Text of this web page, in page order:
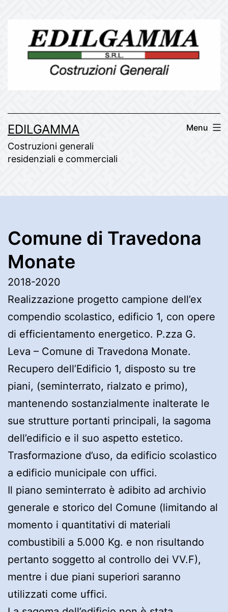
content
EDILGAMMA
Costruzioni generali
residenziali e commerciali
Menu
Comune di Travedona
Monate
2018-2020
Realizzazione progetto campione dell’ex
compendio scolastico, edificio 1, con opere
di efficientamento energetico. P.zza G.
Leva – Comune di Travedona Monate.
Recupero dell’Edificio 1, disposto su tre
piani, (seminterrato, rialzato e primo),
mantenendo sostanzialmente inalterate le
sue strutture portanti principali, la sagoma
dell’edificio e il suo aspetto estetico.
Trasformazione d’uso, da edificio scolastico
a edificio municipale con uffici.
Il piano seminterrato è adibito ad archivio
generale e storico del Comune (limitando al
momento i quantitativi di materiali
combustibili a 5.000 Kg. e non risultando
pertanto soggetto al controllo dei VV.F),
mentre i due piani superiori saranno
utilizzati come uffici.